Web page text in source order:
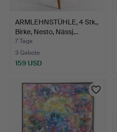
ARMLEHNSTÜHLE, 4 Stk.,
Birke, Nesto, Nässj…
7 Tage
3 Gebote
159 USD